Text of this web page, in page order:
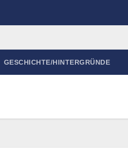
GESCHICHTE/HINTERGRÜNDE